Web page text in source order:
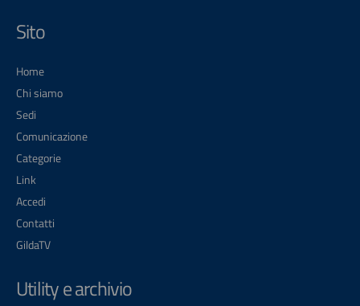
Sito
Home
Chi siamo
Sedi
Comunicazione
Categorie
Link
Accedi
Contatti
GildaTV
Utility e archivio